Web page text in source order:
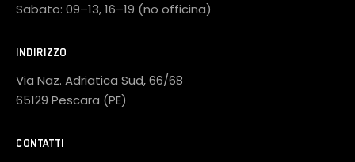
Sabato: 09–13, 16–19 (no officina)
INDIRIZZO
Via Naz. Adriatica Sud, 66/68
65129 Pescara (PE)
CONTATTI